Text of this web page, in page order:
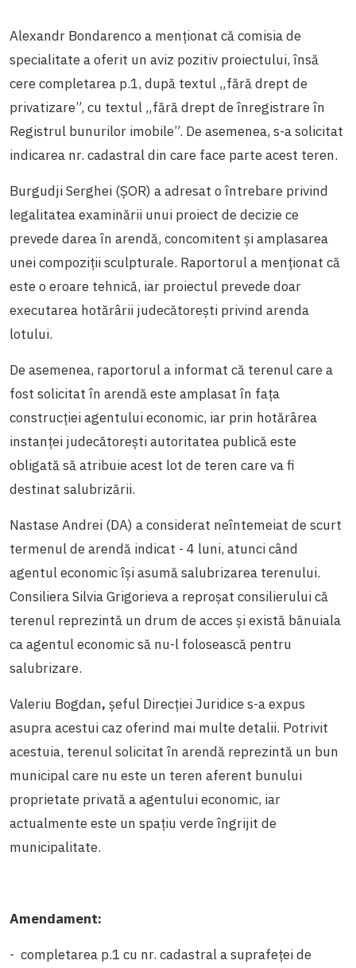
Alexandr Bondarenco a menționat că comisia de
specialitate a oferit un aviz pozitiv proiectului, însă
cere completarea p.1, după textul „fără drept de
privatizare”, cu textul „fără drept de înregistrare în
Registrul bunurilor imobile”. De asemenea, s-a solicitat
indicarea nr. cadastral din care face parte acest teren.
Burgudji Serghei (ȘOR) a adresat o întrebare privind
legalitatea examinării unui proiect de decizie ce
prevede darea în arendă, concomitent și amplasarea
unei compoziții sculpturale. Raportorul a menționat că
este o eroare tehnică, iar proiectul prevede doar
executarea hotărârii judecătorești privind arenda
lotului.
De asemenea, raportorul a informat că terenul care a
fost solicitat în arendă este amplasat în fața
construcției agentului economic, iar prin hotărârea
instanței judecătorești autoritatea publică este
obligată să atribuie acest lot de teren care va fi
destinat salubrizării.
Nastase Andrei (DA) a considerat neîntemeiat de scurt
termenul de arendă indicat - 4 luni, atunci când
agentul economic își asumă salubrizarea terenului.
Consiliera Silvia Grigorieva a reproșat consilierului că
terenul reprezintă un drum de acces și există bănuiala
ca agentul economic să nu-l folosească pentru
salubrizare.
Valeriu Bogdan, șeful Direcției Juridice s-a expus
asupra acestui caz oferind mai multe detalii. Potrivit
acestuia, terenul solicitat în arendă reprezintă un bun
municipal care nu este un teren aferent bunului
proprietate privată a agentului economic, iar
actualmente este un spațiu verde îngrijit de
municipalitate.
Amendament:
- completarea p.1 cu nr. cadastral a suprafeței de